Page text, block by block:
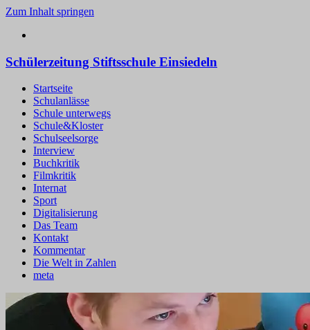
Zum Inhalt springen
Schülerzeitung Stiftsschule Einsiedeln
Startseite
Schulanlässe
Schule unterwegs
Schule&Kloster
Schulseelsorge
Interview
Buchkritik
Filmkritik
Internat
Sport
Digitalisierung
Das Team
Kontakt
Kommentar
Die Welt in Zahlen
meta